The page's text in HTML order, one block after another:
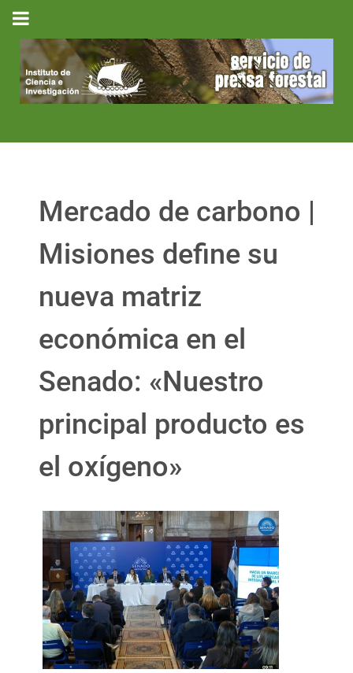
Mercado de carbono |
Misiones define su
nueva matriz
económica en el
Senado: «Nuestro
principal producto es
el oxígeno»